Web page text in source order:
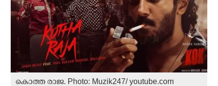
കൊത്ത രാജ. Photo: Muzik247/ youtube.com